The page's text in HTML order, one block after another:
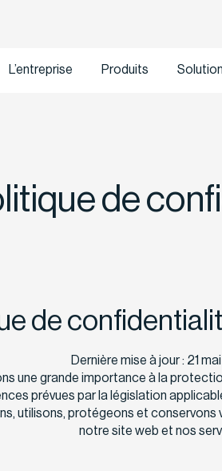
L’entreprise Produits
de
de
Dernière mise à jour : 21
une grande importance à la
prévues par la législation
utilisons, protégeons et
notre site web et nos